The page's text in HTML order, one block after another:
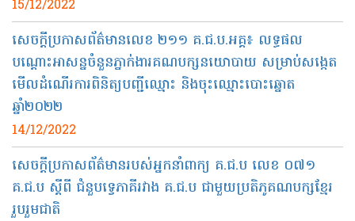
15/12/2022
សេចក្តីប្រកាសព័ត៌មានលេខ ២១១ គ.ជ.ប.អគ្គ៖ លទ្ធផល
បណ្ដោះអាសន្នចំនួនភ្នាក់ងារគណបក្សនយោបាយ សម្រាប់សង្កេត
មើលដំណើរការពិនិត្យបញ្ជីឈ្មោះ និងចុះឈ្មោះបោះឆ្នោត
ឆ្នាំ២០២២
14/12/2022
សេចក្តីប្រកាសព័ត៌មានរបស់អ្នកនាំពាក្យ គ.ជ.ប លេខ ០៧១
គ.ជ.ប ស្តីពី ជំនួបទ្វេភាគីរវាង គ.ជ.ប ជាមួយប្រតិភូគណបក្សខ្មែរ
រួបរួមជាតិ